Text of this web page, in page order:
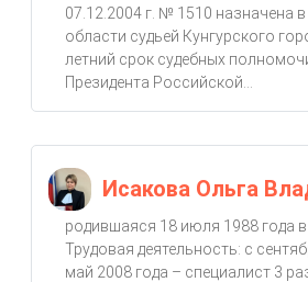
07.12.2004 г. № 1510 назначена
области судьей Кунгурского
летний срок судебных
Президента Российской...
Исакова Ольга
родившаяся 18 июля 1988 года в
Трудовая деятельность: с
май 2008 года – специалист 3